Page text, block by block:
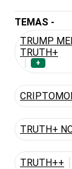
TEMAS -
TRUMP
TRUTH+
+
TRUTH+
TRUTH++